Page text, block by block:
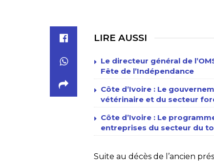
LIRE AUSSI
Le directeur général de
Fête de l’Indépendance
Côte d’Ivoire : Le
vétérinaire et du secteur
Côte d’Ivoire : Le
entreprises du secteur du
Suite au décès de l’ancien